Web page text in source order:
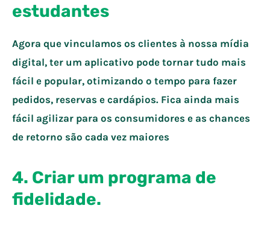
estudantes
Agora que vinculamos os clientes à nossa mídia
digital, ter um aplicativo pode tornar tudo mais
fácil e popular, otimizando o tempo para fazer
pedidos, reservas e cardápios. Fica ainda mais
fácil agilizar para os consumidores e as chances
de retorno são cada vez maiores
4. Criar um programa de
fidelidade.